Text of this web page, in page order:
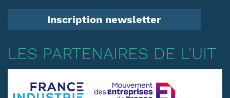
Inscription newsletter
LES PARTENAIRES DE L'UIT